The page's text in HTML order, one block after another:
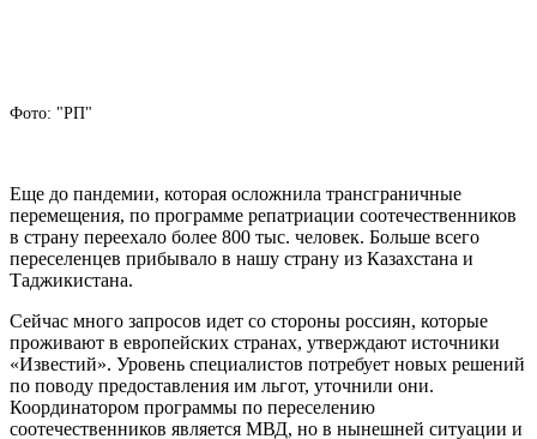
Фото: "РП"
Еще до пандемии, которая осложнила трансграничные
перемещения, по программе репатриации соотечественников
в страну переехало более 800 тыс. человек. Больше всего
переселенцев прибывало в нашу страну из Казахстана и
Таджикистана.
Сейчас много запросов идет со стороны россиян, которые
проживают в европейских странах, утверждают источники
«Известий». Уровень специалистов потребует новых решений
по поводу предоставления им льгот, уточнили они.
Координатором программы по переселению
соотечественников является МВД, но в нынешней ситуации и